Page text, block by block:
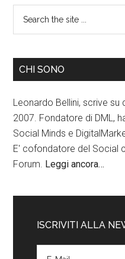
CHI SONO
Leonardo Bellini, scrive su
2007. Fondatore di DML,
Social Minds e
E' cofondatore del Social
Forum. Leggi ancora…
ISCRIVITI ALLA